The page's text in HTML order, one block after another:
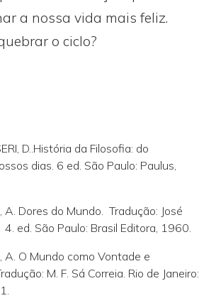
a nossa vida mais feliz.
o ciclo?
D..História da Filosofia: do
dias. 6 ed. São Paulo: Paulus,
A. Dores do Mundo. Tradução: José
ed. São Paulo: Brasil Editora, 1960.
A. O Mundo como Vontade e
M. F. Sá Correia. Rio de Janeiro: